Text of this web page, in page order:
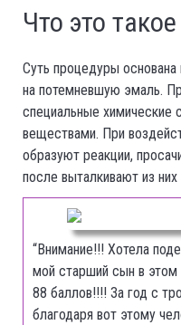
Что это такое
Суть процедуры основана
на потемневшую эмаль.
специальные химические
веществами. При
образуют реакции,
после выталкивают из них
“Внимание!!! Хотела
мой старший сын в этом
88 баллов!!!! За год с
благодаря вот этому